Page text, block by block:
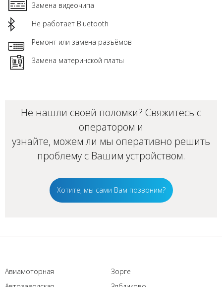
Замена видеочипа
Не работает Bluetooth
Ремонт или замена разъёмов
Замена материнской платы
Не нашли своей поломки? Свяжитесь с
оператором и
узнайте, можем ли мы оперативно решить
проблему с Вашим устройством.
Хотите, мы сами Вам позвоним?
Авиамоторная
Зорге